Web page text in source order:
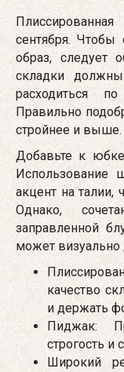
сентября. Чтобы
образ, следует
складки
расходиться
Правильно
стройнее и выше.
Добавьте к
Использование
акцент на талии,
Однако,
заправленной
может визуально
качество
и держать
Пиджак:
строгость и
Широкий